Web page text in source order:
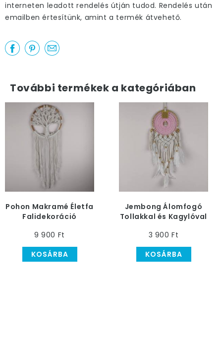
interneten leadott rendelés útján tudod. Rendelés után
emailben értesítünk, amint a termék átvehető.
További termékek a kategóriában
Pohon Makramé Életfa
Falidekoráció
9 900 Ft
KOSÁRBA
Jembong Álomfogó
Tollakkal és Kagylóval
3 900 Ft
KOSÁRBA